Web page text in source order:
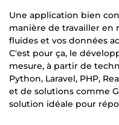
Une application bien
manière de travailler en
fluides et vos données
C'est pour ça, le
mesure, à partir de
Python, Laravel, PHP,
et de solutions comme
solution idéale pour